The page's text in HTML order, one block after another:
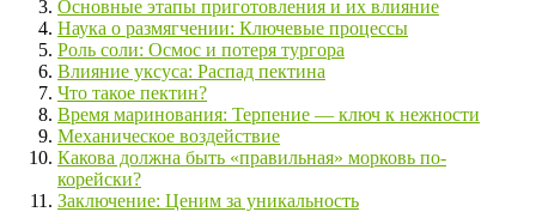
Основные этапы приготовления и их влияние
Наука о размягчении: Ключевые процессы
Роль соли: Осмос и потеря тургора
Влияние уксуса: Распад пектина
Что такое пектин?
Время маринования: Терпение — ключ к нежности
Механическое воздействие
Какова должна быть «правильная» морковь по-
корейски?
Заключение: Ценим за уникальность